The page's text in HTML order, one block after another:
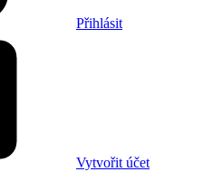
Přihlásit
Vytvořit účet